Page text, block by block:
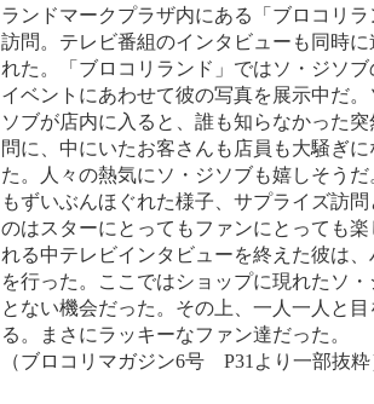
ランドマークプラザ内にある「ブロコリラ
訪問。テレビ番組のインタビューも同時に
れた。「ブロコリランド」ではソ・ジソブ
イベントにあわせて彼の写真を展示中だ。
ソブが店内に入ると、誰も知らなかった突
問に、中にいたお客さんも店員も大騒ぎに
た。人々の熱気にソ・ジソブも嬉しそうだ
もずいぶんほぐれた様子、サプライズ訪問
のはスターにとってもファンにとっても
れる中テレビインタビューを終えた彼は
を行った。ここではショップに現れたソ
とない機会だった。その上、一人一人と
る。まさにラッキーなファン達だった。
（ブロコリマガジン6号 P31より一部抜粋